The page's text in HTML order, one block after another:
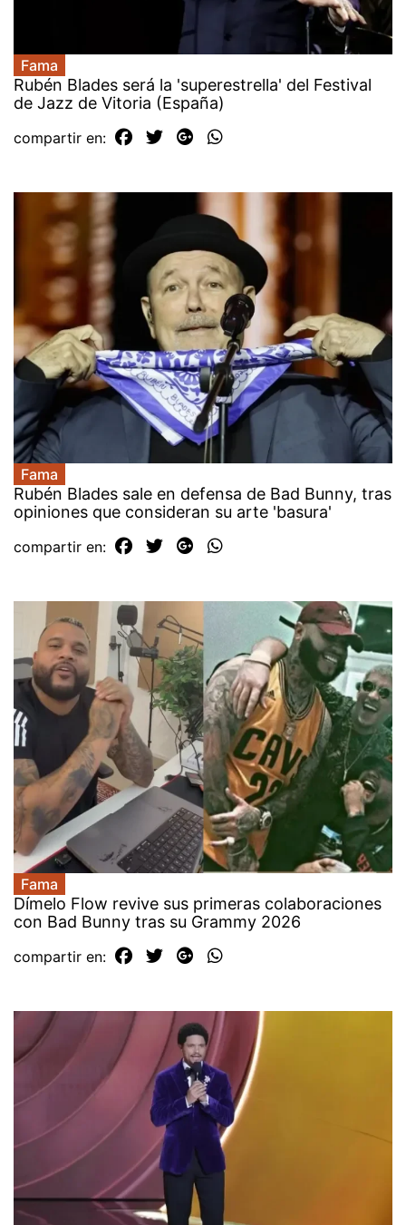
Fama
Rubén Blades será la 'superestrella' del Festival
de Jazz de Vitoria (España)
compartir en:
Fama
Rubén Blades sale en defensa de Bad Bunny, tras
opiniones que consideran su arte 'basura'
compartir en:
Fama
Dímelo Flow revive sus primeras colaboraciones
con Bad Bunny tras su Grammy 2026
compartir en: